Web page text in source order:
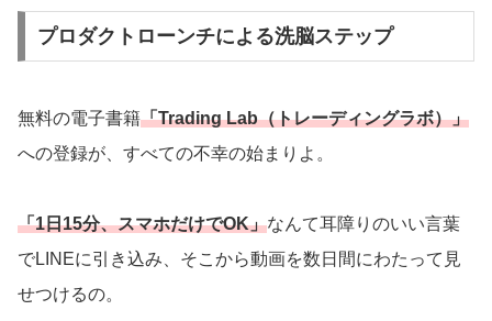
プロダクトローンチによる洗脳ステップ
無料の電子書籍「Trading Lab（トレーディングラボ）」
への登録が、すべての不幸の始まりよ。
「1日15分、スマホだけでOK」なんて耳障りのいい言葉
でLINEに引き込み、そこから動画を数日間にわたって見
せつけるの。